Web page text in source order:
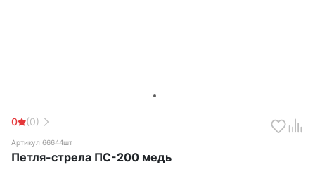
0 (0)
Артикул 66644шт
Петля-стрела ПС-200 медь